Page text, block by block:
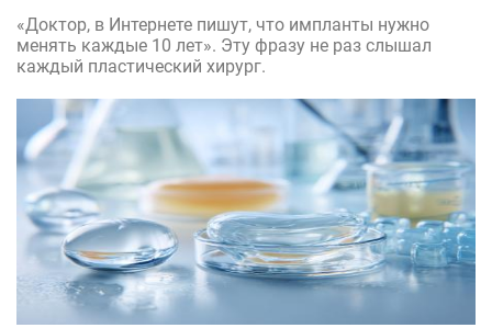
«Доктор, в Интернете пишут, что импланты нужно
менять каждые 10 лет». Эту фразу не раз слышал
каждый пластический хирург.